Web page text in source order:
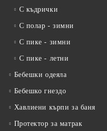
С къдрички
С полар - зимни
С пике - зимни
С пике - летни
Бебешки одеяла
Бебешко гнездо
Хавлиени кърпи за баня
Протектор за матрак